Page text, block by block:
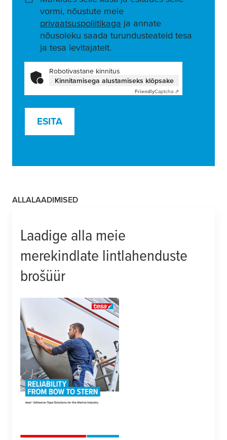
vormi, nõustute meie
privaatsuspoliitikaga ja annate
nõusoleku saada turundusteateid tesa
ja tesa levitajatelt.
Robotivastane kinnitus
Kinnitamisega alustamiseks klõpsake
FriendlyCaptcha ⇗
ESITA
ALLALAADIMISED
Laadige alla meie
merekindlate lintlahenduste
brošüür